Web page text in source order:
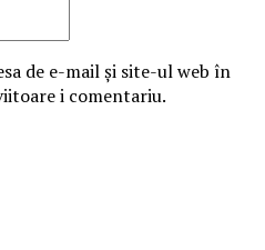
de e-mail și site-ul web în
i comentariu.